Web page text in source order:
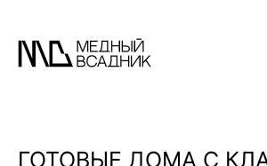
ГОТОВЫЕ ДОМА С